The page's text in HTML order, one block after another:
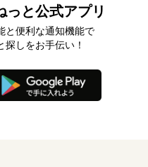
っと公式アプリ
と便利な通知機能で
探しをお手伝い！